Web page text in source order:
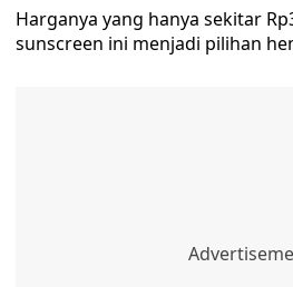
Harganya yang hanya sekitar
sunscreen ini menjadi pilihan